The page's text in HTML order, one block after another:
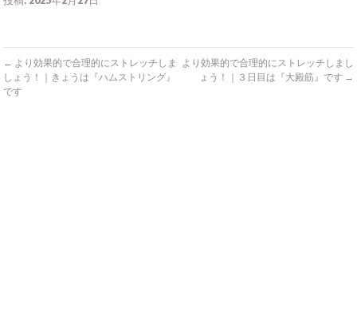
← より効果的で合理的にストレッチしま
しょう！｜きょうは『ハムストリング』
です
より効果的で合理的にストレッチしまし
ょう！｜３日目は『大殿筋』です →